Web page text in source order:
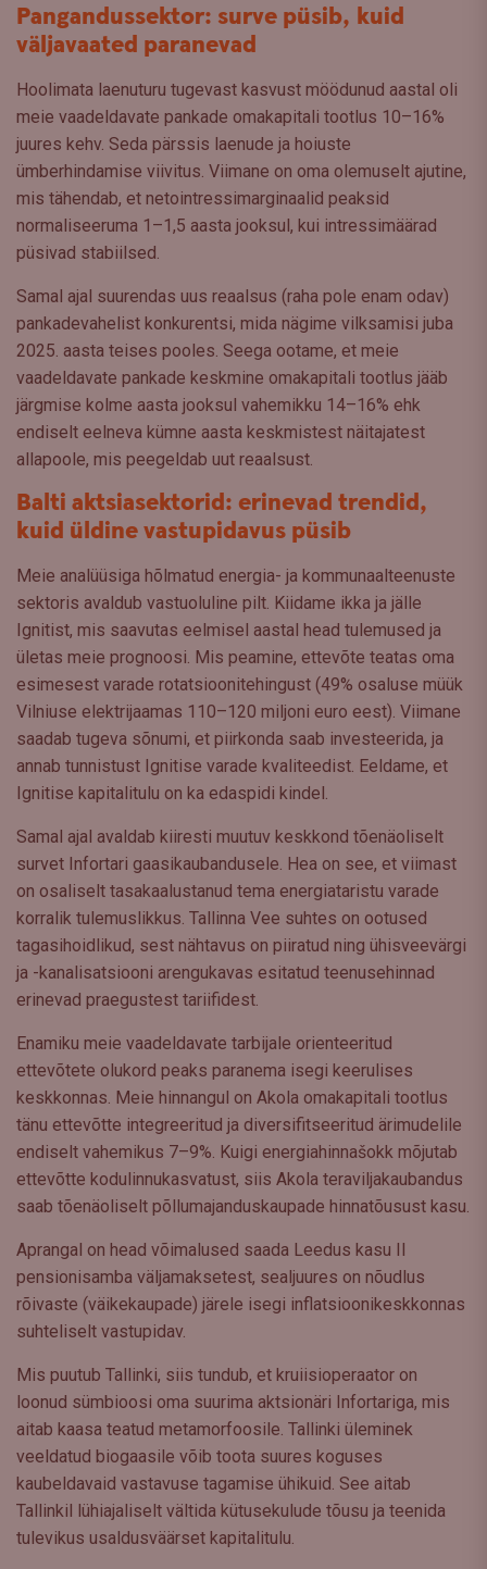
Pangandussektor: surve püsib, kuid
väljavaated paranevad
Hoolimata laenuturu tugevast kasvust möödunud aastal oli
meie vaadeldavate pankade omakapitali tootlus 10–16%
juures kehv. Seda pärssis laenude ja hoiuste
ümberhindamise viivitus. Viimane on oma olemuselt ajutine,
mis tähendab, et netointressimarginaalid peaksid
normaliseeruma 1–1,5 aasta jooksul, kui intressimäärad
püsivad stabiilsed.
Samal ajal suurendas uus reaalsus (raha pole enam odav)
pankadevahelist konkurentsi, mida nägime vilksamisi juba
2025. aasta teises pooles. Seega ootame, et meie
vaadeldavate pankade keskmine omakapitali tootlus jääb
järgmise kolme aasta jooksul vahemikku 14–16% ehk
endiselt eelneva kümne aasta keskmistest näitajatest
allapoole, mis peegeldab uut reaalsust.
Balti aktsiasektorid: erinevad trendid,
kuid üldine vastupidavus püsib
Meie analüüsiga hõlmatud energia- ja kommunaalteenuste
sektoris avaldub vastuoluline pilt. Kiidame ikka ja jälle
Ignitist, mis saavutas eelmisel aastal head tulemused ja
ületas meie prognoosi. Mis peamine, ettevõte teatas oma
esimesest varade rotatsioonitehingust (49% osaluse müük
Vilniuse elektrijaamas 110–120 miljoni euro eest). Viimane
saadab tugeva sõnumi, et piirkonda saab investeerida, ja
annab tunnistust Ignitise varade kvaliteedist. Eeldame, et
Ignitise kapitalitulu on ka edaspidi kindel.
Samal ajal avaldab kiiresti muutuv keskkond tõenäoliselt
survet Infortari gaasikaubandusele. Hea on see, et viimast
on osaliselt tasakaalustanud tema energiataristu varade
korralik tulemuslikkus. Tallinna Vee suhtes on ootused
tagasihoidlikud, sest nähtavus on piiratud ning ühisveevärgi
ja -kanalisatsiooni arengukavas esitatud teenusehinnad
erinevad praegustest tariifidest.
Enamiku meie vaadeldavate tarbijale orienteeritud
ettevõtete olukord peaks paranema isegi keerulises
keskkonnas. Meie hinnangul on Akola omakapitali tootlus
tänu ettevõtte integreeritud ja diversifitseeritud ärimudelile
endiselt vahemikus 7–9%. Kuigi energiahinnašokk mõjutab
ettevõtte kodulinnukasvatust, siis Akola teraviljakaubandus
saab tõenäoliselt põllumajanduskaupade hinnatõusust kasu.
Aprangal on head võimalused saada Leedus kasu II
pensionisamba väljamaksetest, sealjuures on nõudlus
rõivaste (väikekaupade) järele isegi inflatsioonikeskkonnas
suhteliselt vastupidav.
Mis puutub Tallinki, siis tundub, et kruiisioperaator on
loonud sümbioosi oma suurima aktsionäri Infortariga, mis
aitab kaasa teatud metamorfoosile. Tallinki üleminek
veeldatud biogaasile võib toota suures koguses
kaubeldavaid vastavuse tagamise ühikuid. See aitab
Tallinkil lühiajaliselt vältida kütusekulude tõusu ja teenida
tulevikus usaldusväärset kapitalitulu.